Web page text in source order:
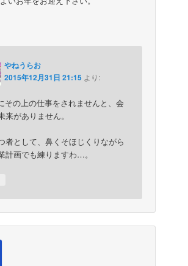
やねうらお
2015年12月31日 21:15 より:
その上の仕事をされませんと、会
来がありません。
者として、鼻くそほじくりながら
計画でも練りますわ…。